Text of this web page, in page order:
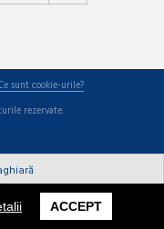
ACCEPT
sunt cookie-urile?
rezervate.